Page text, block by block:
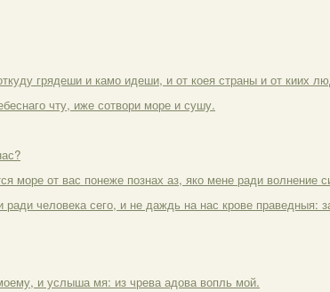
грядеши и камо идеши, и от коея страны и от киих
чту, иже сотвори море и сушу.
море от вас понеже познах аз, яко мене ради волнение
человека сего, и не даждь на нас крове праведныя:
и услыша мя: из чрева адова вопль мой.